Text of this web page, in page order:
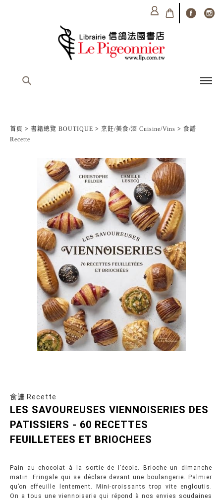
首頁 > 書籍總覽 BOUTIQUE > 烹飪/美食/酒 Cuisine/Vins > 食譜
Recette
食譜 Recette
LES SAVOUREUSES VIENNOISERIES DES
PATISSIERS - 60 RECETTES
FEUILLETEES ET BRIOCHEES
Pain au chocolat à la sortie de l’école. Brioche un dimanche
matin. Fringale qui se déclare devant une boulangerie. Palmier
qu’on effeuille lentement. Mini-croissants trop vite engloutis.
On a tous une viennoiserie qui répond à nos envies soudaines